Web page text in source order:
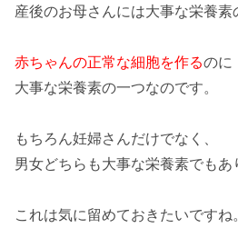
産後のお母さんには大事な栄養素
赤ちゃんの正常な細胞を作るのに
大事な栄養素の一つなのです。
もちろん妊婦さんだけでなく、
男女どちらも大事な栄養素でもあ
これは気に留めておきたいですね